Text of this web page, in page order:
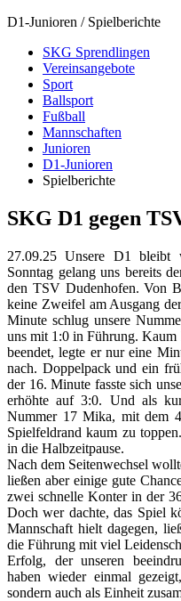
D1-Junioren / Spielberichte
SKG Sprendlingen
Vereinsangebote
Sport
Ballsport
Fußball
Mannschaften
Junioren
D1-Junioren
Spielberichte
SKG D1 gegen
27.09.25 Unsere D1
Sonntag gelang uns bereits
den TSV Dudenhofen. Von
keine Zweifel am Ausgang
Minute schlug unsere
uns mit 1:0 in Führung. Kaum
beendet, legte er nur eine
nach. Doppelpack und ein
der 16. Minute fasste sich
erhöhte auf 3:0. Und als
Nummer 17 Mika, mit dem
Spielfeldrand kaum zu
in die Halbzeitpause.
Nach dem Seitenwechsel
ließen aber einige gute
zwei schnelle Konter in der
Doch wer dachte, das Spiel
Mannschaft hielt dagegen,
die Führung mit viel
Erfolg, der unseren
haben wieder einmal
sondern auch als Einheit